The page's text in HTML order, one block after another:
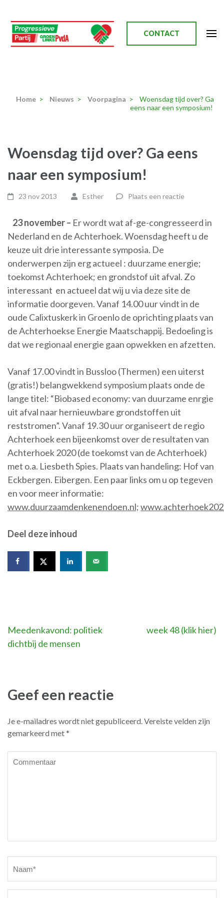
naar
inhoud
(Druk
CONTACT
Home > Nieuws > Voorpagina >
Woensdag tijd over? Ga
eens naar een symposium!
Woensdag tijd over? Ga eens
naar een symposium!
23 nov 2013 Esther Plaats een reactie
23 november – Er wordt wat af-ge-congresseerd in
Nederland en de Achterhoek. Woensdag heeft u de
keuze uit drie interessante symposia. De
onderwerpen zijn erg actueel : duurzame energie;
toekomst Achterhoek; en grondstof uit afval. Zo
interessant en actueel dat wij u via deze site de
informatie doorgeven. Vanaf 14.00 uur vindt in de
oude Calixtuskerk in Groenlo de oprichting plaats van
de Achterhoekse Energie Maatschappij. Bedoeling is
dat we regionaal energie gaan opwekken en afzetten.
Vanaf 17.00 vindt in Bussloo (Thermen) een uiterst
(gratis!) belangwekkend symposium plaats onde de
lange titel: “Biobased economy: van duurzame enrgie
uit afval naar hernieuwbare grondstoffen uit
reststromen”. Vanaf 19.30 uur organiseert de regio
Achterhoek een bijeenkomst over de resultaten van
Achterhoek 2020 (de toekomst van de Achterhoek)
met o.a. Liesbeth Spies. Plaats van handeling: Hof van
Eckbergen. Eibergen. Een paar links om u op tegeven
en voor meer informatie:
www.duurzaamdenkenendoen.nl;
Deel deze inhoud
Bericht
navigatie
Meedenkavond: politiek
dichtbij de mensen
week 48 (klik hier)
Geef een reactie
Je e-mailadres wordt niet gepubliceerd.Vereiste velden zijn
gemarkeerd met*